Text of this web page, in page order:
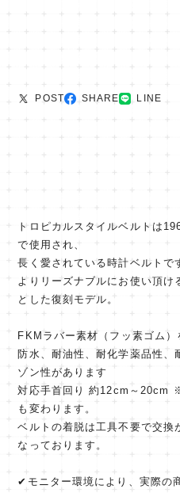
POST SHARE LINE
トロピカルスタイルベルトは
で使用され、
長く愛されている時計ベルトで
よりリーズナブルにお使い頂け
とした復刻モデル。
FKMラバー素材（フッ素ゴム）
防水、耐油性、耐化学薬品性、
ゾン性があります
対応手首回り 約12cm～20cm
も変わります。
ベルトの着脱は工具不要で交換
なっております。
✔︎モニター環境により、実際の